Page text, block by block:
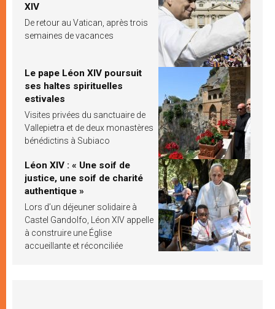
XIV
De retour au Vatican, après trois
semaines de vacances
Le pape Léon XIV poursuit
ses haltes spirituelles
estivales
Visites privées du sanctuaire de
Vallepietra et de deux monastères
bénédictins à Subiaco
Léon XIV : « Une soif de
justice, une soif de charité
authentique »
Lors d’un déjeuner solidaire à
Castel Gandolfo, Léon XIV appelle
à construire une Église
accueillante et réconciliée